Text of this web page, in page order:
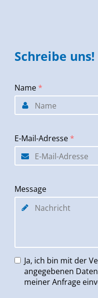
Schreibe uns!
Name *
E-Mail-Adresse *
Message
Ja, ich bin mit der
angegebenen
meiner Anfrage